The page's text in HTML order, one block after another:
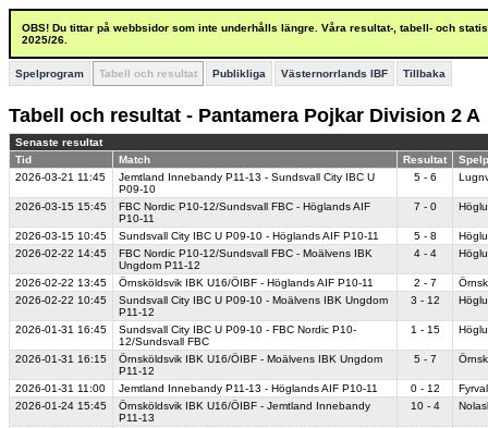
OBS! Du tittar på webbsidor som inte underhålls längre. Våra resultat-, tabell- och
2025/26.
Spelprogram Tabell och resultat Publikliga Västernorrlands IBF Tillbaka
Tabell och resultat - Pantamera Pojkar Division 2 A
Senaste resultat
Tid
Match Resultat
2026-03-21 11:45
Jemtland Innebandy P11-13 - Sundsvall City IBC U
P09-10
5 - 6
2026-03-15 15:45
FBC Nordic P10-12/Sundsvall FBC - Höglands AIF
P10-11
7 - 0
2026-03-15 10:45 Sundsvall City IBC U P09-10 - Höglands AIF P10-11 5 - 8
2026-02-22 14:45
FBC Nordic P10-12/Sundsvall FBC - Moälvens IBK
Ungdom P11-12
4 - 4
2026-02-22 13:45 Örnsköldsvik IBK U16/ÖIBF - Höglands AIF P10-11 2 - 7
2026-02-22 10:45
Sundsvall City IBC U P09-10 - Moälvens IBK Ungdom
P11-12
3 - 12
2026-01-31 16:45
Sundsvall City IBC U P09-10 - FBC Nordic P10-
12/Sundsvall FBC
1 - 15
2026-01-31 16:15
Örnsköldsvik IBK U16/ÖIBF - Moälvens IBK Ungdom
P11-12
5 - 7
2026-01-31 11:00 Jemtland Innebandy P11-13 - Höglands AIF P10-11 0 - 12
2026-01-24 15:45
Örnsköldsvik IBK U16/ÖIBF - Jemtland Innebandy
P11-13
10 - 4